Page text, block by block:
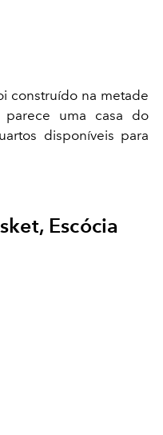
construído na metade
uma casa do
disponíveis para
Escócia